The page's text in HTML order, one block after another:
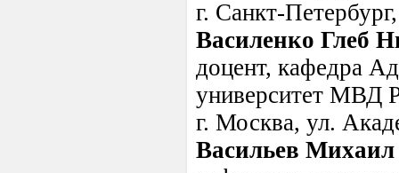
г. Санкт-
Василенко Глеб
доцент, кафедра
университет МВД
г. Москва, ул.
Васильев